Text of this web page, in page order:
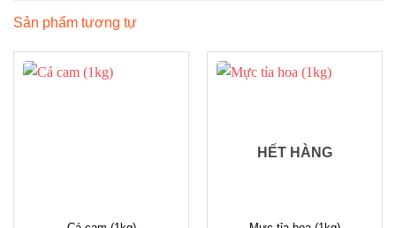
Sản phẩm tương tự
HẾT HÀNG